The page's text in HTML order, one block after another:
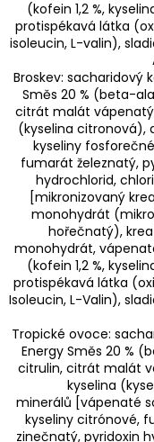
(kofein 1,2 %,
protispékavá látka
isoleucin, L-valin),
Broskev: sacharidový
Směs 20 % (beta-
citrát malát
(kyselina citronová),
kyseliny
fumarát železnatý,
hydrochlorid,
[mikronizovaný
monohydrát
hořečnatý),
monohydrát,
(kofein 1,2 %,
protispékavá látka
Isoleucin, L-Valin),
Tropické ovoce:
Energy Směs 20 %
citrulin, citrát malát
kyselina
minerálů [vápenaté
kyseliny citrónové,
zinečnatý, pyridoxin